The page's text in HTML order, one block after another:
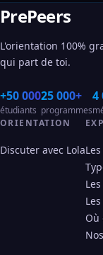
PrePeers
L'orientation 100%
qui part de toi.
+50 000
étudiants
25 000+
programmes
4
ORIENTATION
Discuter avec Lola
Où